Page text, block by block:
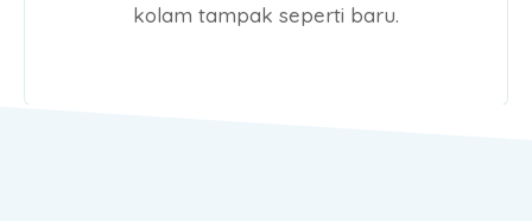
kolam tampak seperti baru.